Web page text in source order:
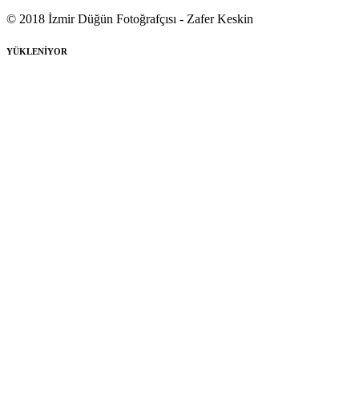
© 2018 İzmir Düğün Fotoğrafçısı - Zafer Keskin
YÜKLENİYOR